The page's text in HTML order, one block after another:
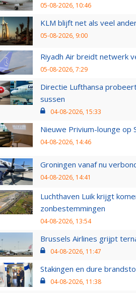
05-08-2026, 10:46
KLM blijft net als veel
05-08-2026, 9:00
Riyadh Air breidt netwerk
05-08-2026, 7:29
Directie Lufthansa
sussen
04-08-2026, 15:33
Nieuwe Privium-lounge op
04-08-2026, 14:46
Groningen vanaf nu
04-08-2026, 14:41
Luchthaven Luik krijgt
zonbestemmingen
04-08-2026, 13:54
Brussels Airlines grijpt
04-08-2026, 11:47
Stakingen en dure
04-08-2026, 11:38